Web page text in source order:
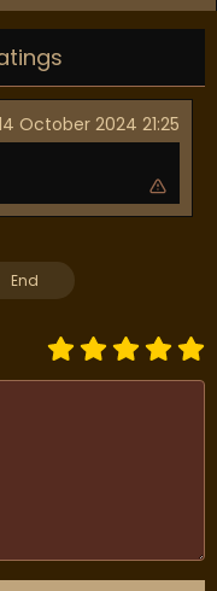
October 2024 21:25
End